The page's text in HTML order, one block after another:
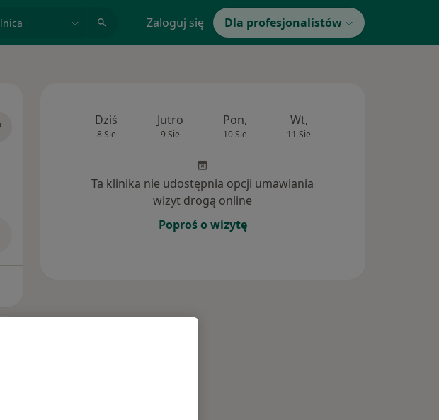
Zaloguj się Dla profesjonalistów
Dziś
8 Sie
Jutro
9 Sie
Pon,
10 Sie
Wt,
11 Sie
Ta klinika nie udostępnia opcji umawiania
wizyt drogą online
Poproś o wizytę